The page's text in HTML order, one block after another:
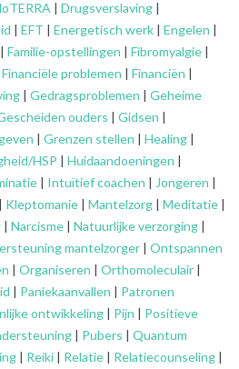
| Drugsverslaving |
| EFT | Energetisch werk | Engelen |
| Familie-opstellingen | Fibromyalgie |
Financiële problemen | Financiën |
| Gedragsproblemen | Geheime
ouders | Gidsen |
| Grenzen stellen | Healing |
HSP | Huidaandoeningen |
| Intuïtief coachen | Jongeren |
| Kleptomanie | Mantelzorg | Meditatie |
| Narcisme | Natuurlijke verzorging |
mantelzorger | Ontspannen
| Organiseren | Orthomoleculair |
| Paniekaanvallen | Patronen
ontwikkeling | Pijn | Positieve
| Pubers | Quantum
| Reiki | Relatie | Relatiecounseling |